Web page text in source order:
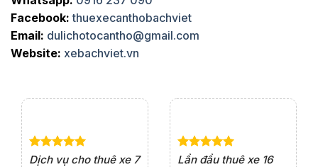
Facebook: thuexecanthobachviet
Email: dulichotocantho@gmail.com
Website: xebachviet.vn
Dịch vụ cho thuê xe 7
Lần đầu thuê xe 16